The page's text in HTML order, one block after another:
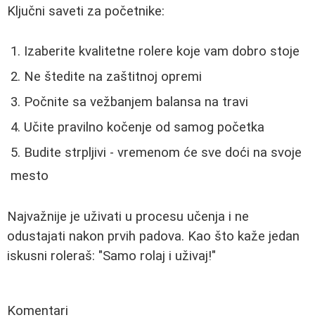
Ključni saveti za početnike:
Izaberite kvalitetne rolere koje vam dobro stoje
Ne štedite na zaštitnoj opremi
Počnite sa vežbanjem balansa na travi
Učite pravilno kočenje od samog početka
Budite strpljivi - vremenom će sve doći na svoje
mesto
Najvažnije je uživati u procesu učenja i ne
odustajati nakon prvih padova. Kao što kaže jedan
iskusni roleraš: "Samo rolaj i uživaj!"
Komentari